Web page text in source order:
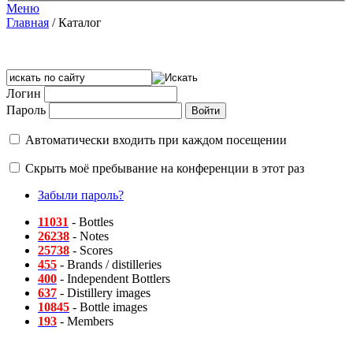
Меню
Главная /Каталог
Логин
Пароль
Автоматически входить при каждом посещении
Скрыть моё пребывание на конференции в этот раз
Забыли пароль?
11031 - Bottles
26238 - Notes
25738 - Scores
455 - Brands / distilleries
400 - Independent Bottlers
637 - Distillery images
10845 - Bottle images
193 - Members